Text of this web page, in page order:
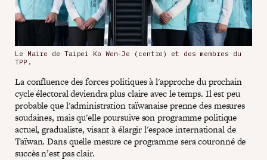
Le Maire de Taipei Ko Wen-Je (centre) et des membres du
TPP.
La confluence des forces politiques à l'approche du prochain
cycle électoral deviendra plus claire avec le temps. Il est peu
probable que l'administration taïwanaise prenne des mesures
soudaines, mais qu'elle poursuive son programme politique
actuel, gradualiste, visant à élargir l'espace international de
Taïwan. Dans quelle mesure ce programme sera couronné de
succès n’est pas clair.